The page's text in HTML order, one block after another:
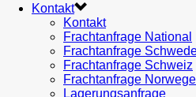
Kontakt
Kontakt
Frachtanfrage National
Frachtanfrage
Frachtanfrage Schweiz
Frachtanfrage
Lagerungsanfrage